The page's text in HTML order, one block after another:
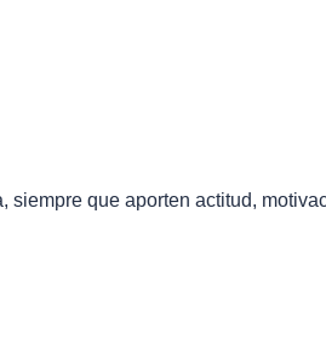
que aporten actitud,